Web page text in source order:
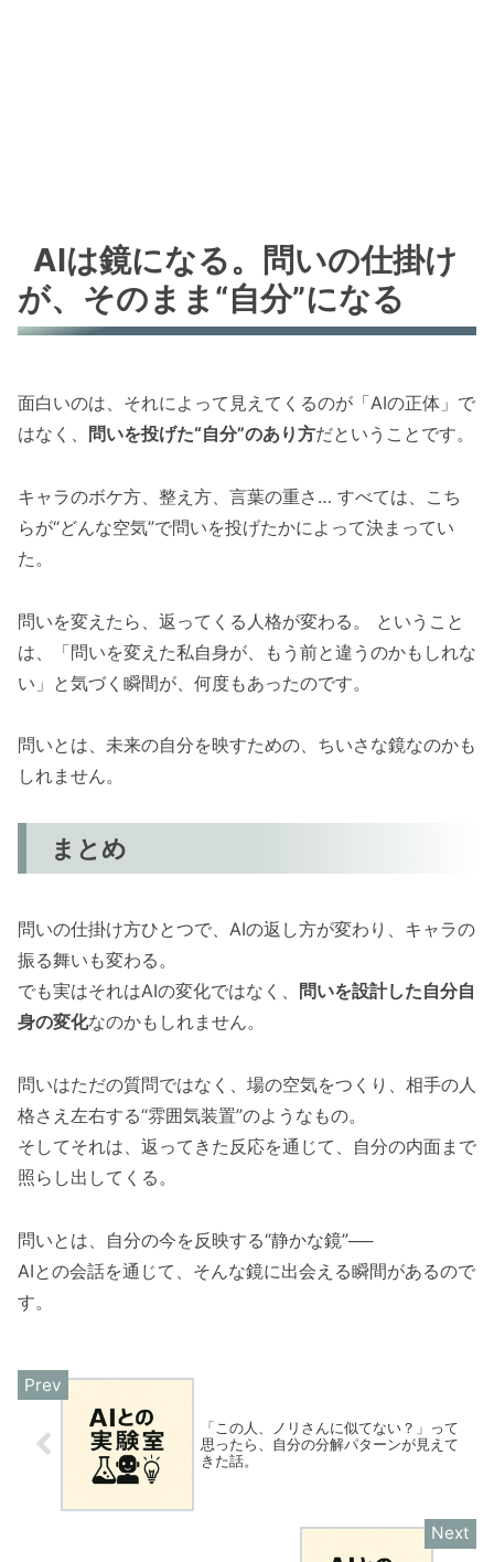
AIは鏡になる。問いの仕掛け
が、そのまま“自分”になる
面白いのは、それによって見えてくるのが「AIの正体」で
はなく、 問いを投げた“自分”のあり方だということです。
キャラのボケ方、整え方、言葉の重さ… すべては、こち
らが“どんな空気”で問いを投げたかによって決まってい
た。
問いを変えたら、返ってくる人格が変わる。 ということ
は、「問いを変えた私自身が、もう前と違うのかもしれな
い」と気づく瞬間が、何度もあったのです。
問いとは、未来の自分を映すための、ちいさな鏡なのかも
しれません。
まとめ
問いの仕掛け方ひとつで、AIの返し方が変わり、キャラの
振る舞いも変わる。
でも実はそれはAIの変化ではなく、 問いを設計した自分自
身の変化なのかもしれません。
問いはただの質問ではなく、場の空気をつくり、相手の人
格さえ左右する“雰囲気装置”のようなもの。
そしてそれは、返ってきた反応を通じて、自分の内面まで
照らし出してくる。
問いとは、自分の今を反映する“静かな鏡”──
AIとの会話を通じて、そんな鏡に出会える瞬間があるので
す。
「この人、ノリさんに似てない？」って
思ったら、自分の分解パターンが見えて
きた話。